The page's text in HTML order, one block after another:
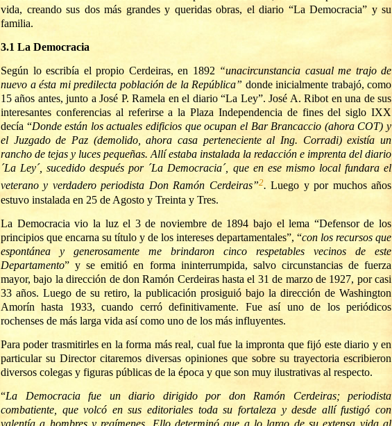
vida, creando sus dos más grandes y queridas obras, el diario “La Democracia” y su
familia.
3.1 La Democracia
Según lo escribía el propio Cerdeiras, en 1892 “unacircunstancia casual me trajo de
nuevo a ésta mi predilecta población de la República” donde inicialmente trabajó, como
15 años antes, junto a José P. Ramela en el diario “La Ley”. José A. Ribot en una de sus
interesantes conferencias al referirse a la Plaza Independencia de fines del siglo IXX
decía “Donde están los actuales edificios que ocupan el Bar Brancaccio (ahora COT) y
el Juzgado de Paz (demolido, ahora casa perteneciente al Ing. Corradi) existía un
rancho de tejas y luces pequeñas. Allí estaba instalada la redacción e imprenta del diario
´La Ley´, sucedido después por ´La Democracia´, que en ese mismo local fundara el
veterano y verdadero periodista Don Ramón Cerdeiras”2.Luego y por muchos años
estuvo instalada en 25 de Agosto y Treinta y Tres.
La Democracia vio la luz el 3 de noviembre de 1894 bajo el lema “Defensor de los
principios que encarna su título y de los intereses departamentales”, “con los recursos que
espontánea y generosamente me brindaron cinco respetables vecinos de este
Departamento” y se emitió en forma ininterrumpida, salvo circunstancias de fuerza
mayor, bajo la dirección de don Ramón Cerdeiras hasta el 31 de marzo de 1927, por casi
33 años. Luego de su retiro, la publicación prosiguió bajo la dirección de Washington
Amorín hasta 1933, cuando cerró definitivamente. Fue así uno de los periódicos
rochenses de más larga vida así como uno de los más influyentes.
Para poder trasmitirles en la forma más real, cual fue la impronta que fijó este diario y en
particular su Director citaremos diversas opiniones que sobre su trayectoria escribieron
diversos colegas y figuras públicas de la época y que son muy ilustrativas al respecto.
“La Democracia fue un diario dirigido por don Ramón Cerdeiras; periodista
combatiente, que volcó en sus editoriales toda su fortaleza y desde allí fustigó con
valentía a hombres y regímenes. Ello determinó que a lo largo de su extensa vida al